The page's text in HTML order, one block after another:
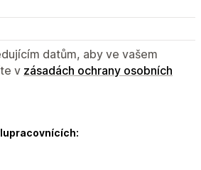
datům, aby ve vašem
v zásadách ochrany osobních